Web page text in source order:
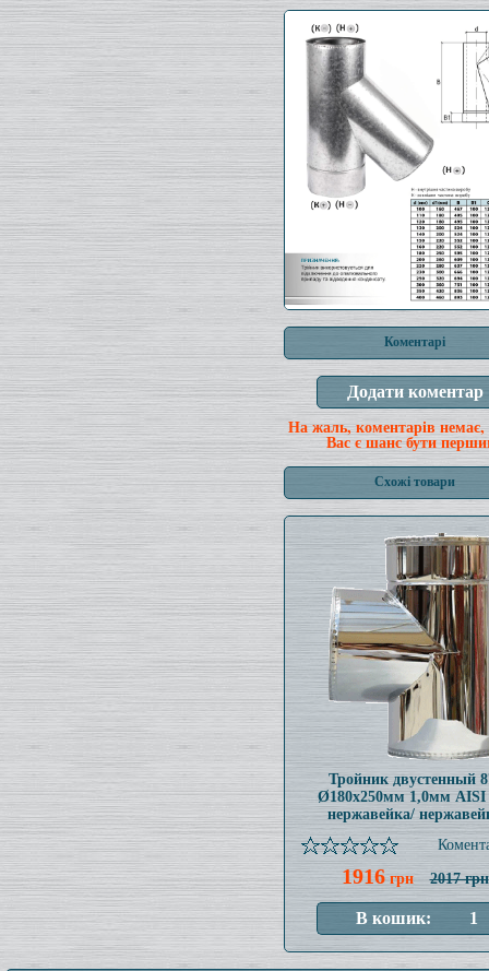
Коментарі
На жаль, коментарів немає,
Вас є шанс бути
Схожі товари
Тройник двустенный
Ø180x250мм 1,0мм AISI
нержавейка/
1916грн 2017 грн